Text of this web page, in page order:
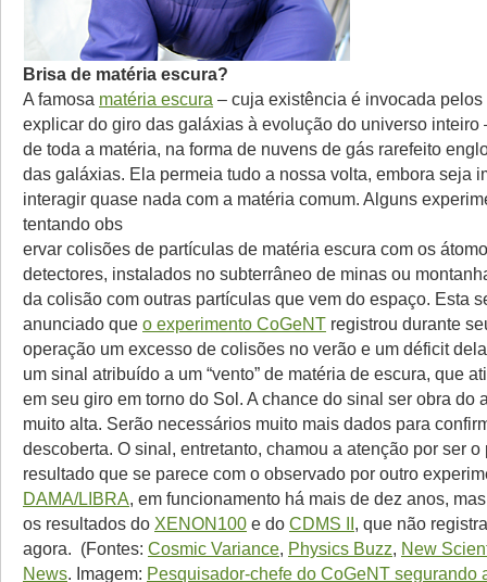
Brisa de matéria escura?
A famosa matéria escura – cuja existência é invocada
explicar do giro das galáxias à evolução do universo inteiro
de toda a matéria, na forma de nuvens de gás rarefeito
das galáxias. Ela permeia tudo a nossa volta, embora seja
interagir quase nada com a matéria comum. Alguns
tentando obs
ervar colisões de partículas de matéria escura com os
detectores, instalados no subterrâneo de minas ou
da colisão com outras partículas que vem do espaço. Esta
anunciado que o experimento CoGeNT registrou durante
operação um excesso de colisões no verão e um déficit
um sinal atribuído a um “vento” de matéria de escura, que
em seu giro em torno do Sol. A chance do sinal ser obra do
muito alta. Serão necessários muito mais dados para
descoberta. O sinal, entretanto, chamou a atenção por ser o
resultado que se parece com o observado por outro
DAMA/LIBRA, em funcionamento há mais de dez anos,
os resultados do XENON100 e do CDMS II, que não
agora. (Fontes: Cosmic Variance, Physics Buzz, New
News. Imagem: Pesquisador-chefe do CoGeNT segurando